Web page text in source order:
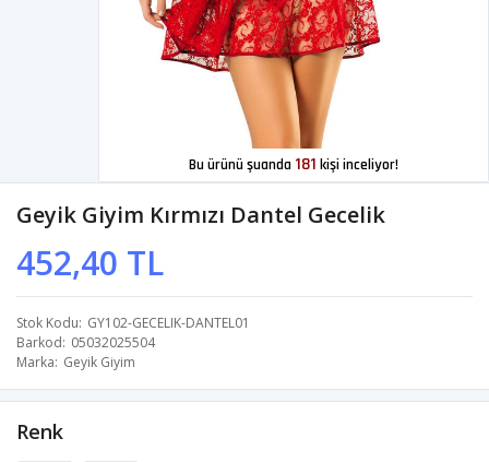
Bu ürünü şuanda 181 kişi inceliyor!
Geyik Giyim Kırmızı Dantel Gecelik
452,40 TL
Stok Kodu GY102-GECELIK-DANTEL01
Barkod 05032025504
Marka Geyik Giyim
Renk